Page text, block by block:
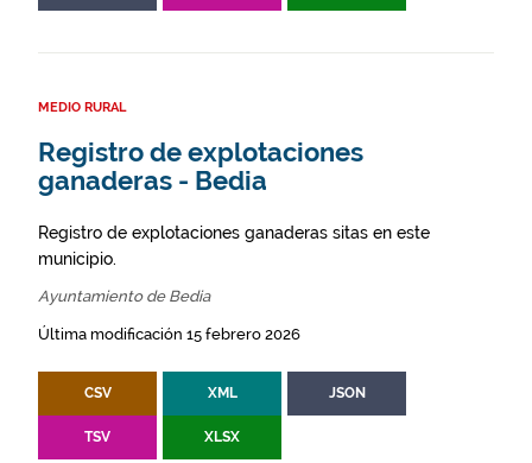
MEDIO RURAL
Registro de explotaciones
ganaderas - Bedia
Registro de explotaciones ganaderas sitas en este
municipio.
Ayuntamiento de Bedia
Última modificación 15 febrero 2026
CSV XML JSON
TSV XLSX